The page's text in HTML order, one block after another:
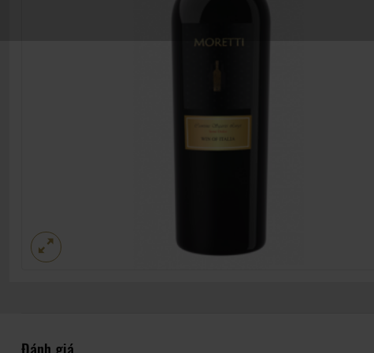
Đánh giá